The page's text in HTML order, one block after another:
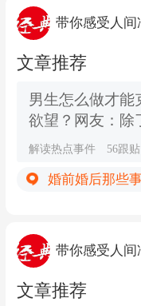
带你感受人间
文章推荐
男生怎么做才能
欲望？网友：除
他都很煎熬！
解读热点事件 56跟贴
婚前婚后那些
带你感受人间
文章推荐